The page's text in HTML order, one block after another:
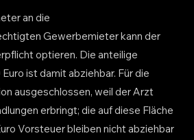
an die
Gewerbemieter kann der
optieren. Die anteilige
ist damit abziehbar. Für die
ausgeschlossen, weil der Arzt
erbringt; die auf diese Fläche
Vorsteuer bleiben nicht abziehbar